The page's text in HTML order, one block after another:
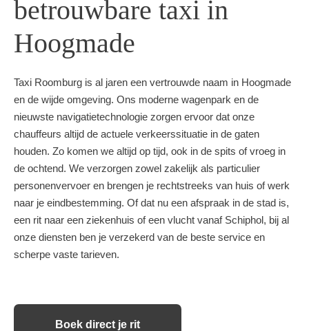
betrouwbare taxi in
Hoogmade
Taxi Roomburg is al jaren een vertrouwde naam in Hoogmade
en de wijde omgeving. Ons moderne wagenpark en de
nieuwste navigatietechnologie zorgen ervoor dat onze
chauffeurs altijd de actuele verkeerssituatie in de gaten
houden. Zo komen we altijd op tijd, ook in de spits of vroeg in
de ochtend. We verzorgen zowel zakelijk als particulier
personenvervoer en brengen je rechtstreeks van huis of werk
naar je eindbestemming. Of dat nu een afspraak in de stad is,
een rit naar een ziekenhuis of een vlucht vanaf Schiphol, bij al
onze diensten ben je verzekerd van de beste service en
scherpe vaste tarieven.
Boek direct je rit